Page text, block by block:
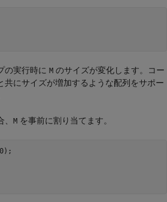
の実行時に M のサイズが変化します。コー
共にサイズが増加するような配列をサポー
M を事前に割り当てます。